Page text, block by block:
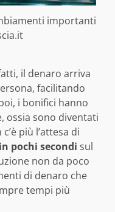
importanti
il denaro arriva
facilitando
i bonifici hanno
ossia sono diventati
più l’attesa di
pochi secondi sul
non da poco
di denaro che
tempi più